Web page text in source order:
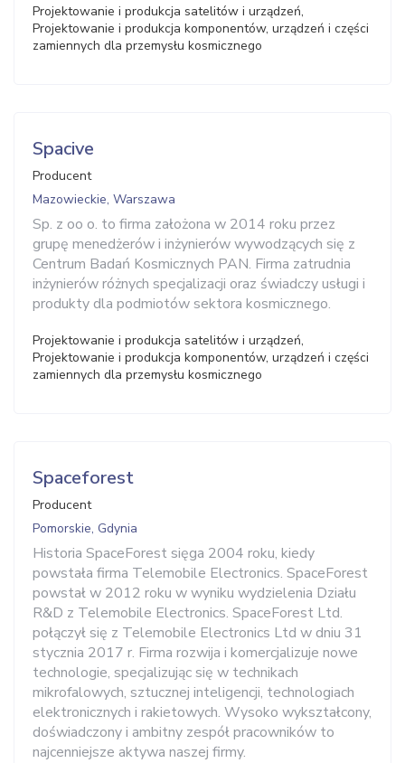
Projektowanie i produkcja satelitów i urządzeń,
Projektowanie i produkcja komponentów, urządzeń i części
zamiennych dla przemysłu kosmicznego
Spacive
Producent
Mazowieckie, Warszawa
Sp. z oo o. to firma założona w 2014 roku przez
grupę menedżerów i inżynierów wywodzących się z
Centrum Badań Kosmicznych PAN. Firma zatrudnia
inżynierów różnych specjalizacji oraz świadczy usługi i
produkty dla podmiotów sektora kosmicznego.
Projektowanie i produkcja satelitów i urządzeń,
Projektowanie i produkcja komponentów, urządzeń i części
zamiennych dla przemysłu kosmicznego
Spaceforest
Producent
Pomorskie, Gdynia
Historia SpaceForest sięga 2004 roku, kiedy
powstała firma Telemobile Electronics. SpaceForest
powstał w 2012 roku w wyniku wydzielenia Działu
R&D z Telemobile Electronics. SpaceForest Ltd.
połączył się z Telemobile Electronics Ltd w dniu 31
stycznia 2017 r. Firma rozwija i komercjalizuje nowe
technologie, specjalizując się w technikach
mikrofalowych, sztucznej inteligencji, technologiach
elektronicznych i rakietowych. Wysoko wykształcony,
doświadczony i ambitny zespół pracowników to
najcenniejsze aktywa naszej firmy.